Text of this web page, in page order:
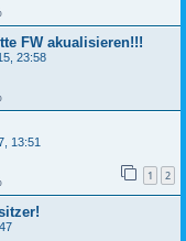
FW akualisieren!!!
23:58
13:51
1 2